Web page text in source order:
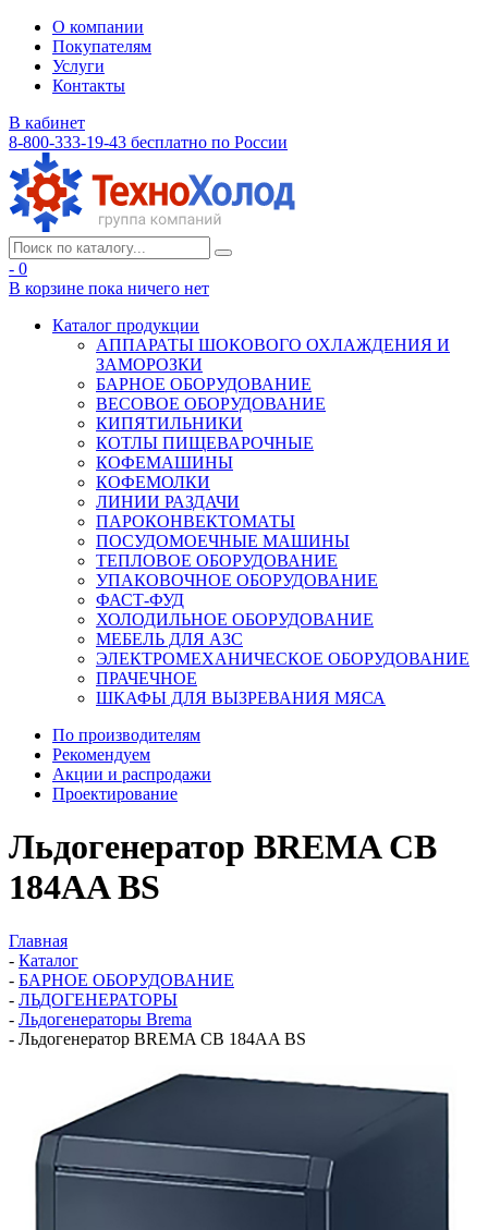
О компании
Покупателям
Услуги
Контакты
В кабинет
8-800-333-19-43 бесплатно по России
- 0
В корзине пока ничего нет
Каталог продукции
АППАРАТЫ ШОКОВОГО ОХЛАЖДЕНИЯ И
ЗАМОРОЗКИ
БАРНОЕ ОБОРУДОВАНИЕ
ВЕСОВОЕ ОБОРУДОВАНИЕ
КИПЯТИЛЬНИКИ
КОТЛЫ ПИЩЕВАРОЧНЫЕ
КОФЕМАШИНЫ
КОФЕМОЛКИ
ЛИНИИ РАЗДАЧИ
ПАРОКОНВЕКТОМАТЫ
ПОСУДОМОЕЧНЫЕ МАШИНЫ
ТЕПЛОВОЕ ОБОРУДОВАНИЕ
УПАКОВОЧНОЕ ОБОРУДОВАНИЕ
ФАСТ-ФУД
ХОЛОДИЛЬНОЕ ОБОРУДОВАНИЕ
МЕБЕЛЬ ДЛЯ АЗС
ЭЛЕКТРОМЕХАНИЧЕСКОЕ ОБОРУДОВАНИЕ
ПРАЧЕЧНОЕ
ШКАФЫ ДЛЯ ВЫЗРЕВАНИЯ МЯСА
По производителям
Рекомендуем
Акции и распродажи
Проектирование
Льдогенератор BREMA CB
184AA BS
Главная
- Каталог
- БАРНОЕ ОБОРУДОВАНИЕ
- ЛЬДОГЕНЕРАТОРЫ
- Льдогенераторы Brema
- Льдогенератор BREMA CB 184AA BS